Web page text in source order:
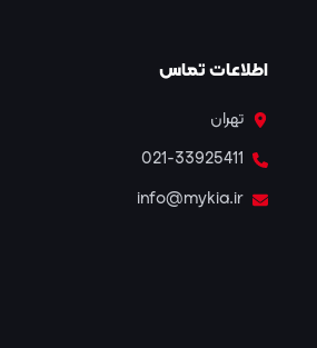
اطلاعات تماس
تهران
021-33925411
info@mykia.ir